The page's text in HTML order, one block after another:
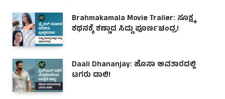
Brahmakamala Movie Trailer: ಸೂಕ್ಷ್ಮ
ಕಥನಕ್ಕೆ ಕಣ್ಣಾದ ಸಿದ್ದು ಪೂರ್ಣಚಂದ್ರ!
Daali Dhananjay: ಹೊಸಾ ಅವತಾರದಲ್ಲಿ
ಟಗರು ಡಾಲಿ!